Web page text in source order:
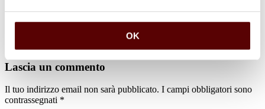
OK
Lascia un commento
Il tuo indirizzo email non sarà pubblicato. I campi obbligatori sono
contrassegnati *